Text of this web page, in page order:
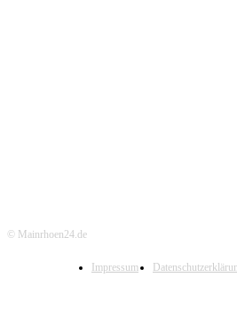
© Mainrhoen24.de
Impressum